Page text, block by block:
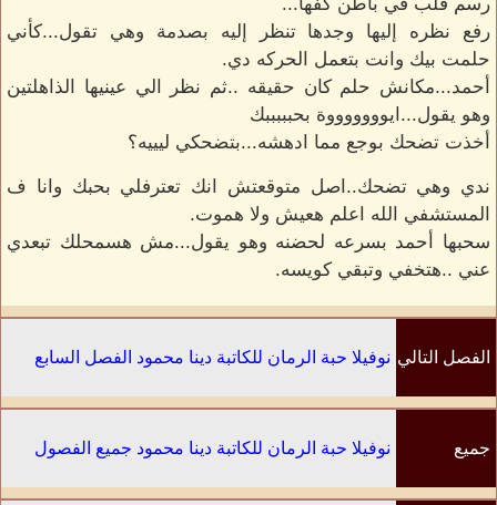
رفع نظره إليها وجدها تنظر إليه بصدمة وهي تقول...كأني
حلمت بيك وانت بتعمل الحركه دي.
أحمد...مكانش حلم كان حقيقه ..ثم نظر الي عينيها الذاهلتين
وهو يقول...ايوووووووة بحبببببك
أخذت تضحك بوجع مما ادهشه...بتضحكي ليييه؟
ندي وهي تضحك..اصل متوقعتش انك تعترفلي بحبك وانا ف
المستشفي الله اعلم هعيش ولا هموت.
سحبها أحمد بسرعه لحضنه وهو يقول...مش هسمحلك تبعدي
عني ..هتخفي وتبقي كويسه.
الفصل التالي نوفيلا حبة الرمان للكاتبة دينا محمود الفصل السابع
جميع نوفيلا حبة الرمان للكاتبة دينا محمود جميع الفصول